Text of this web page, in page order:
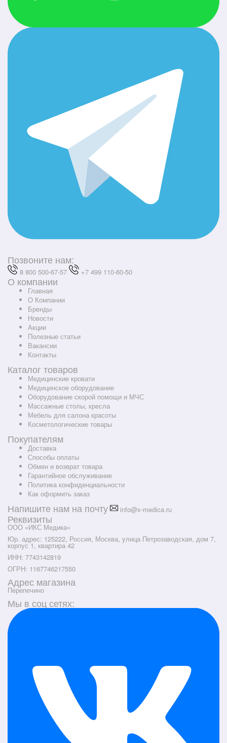
Позвоните нам:
8 800 500-67-57 +7 499 110-60-50
О компании
Главная
О Компании
Бренды
Новости
Акции
Полезные статьи
Вакансии
Контакты
Каталог товаров
Медицинские кровати
Медицинское оборудование
Оборудование скорой помощи и МЧС
Массажные столы, кресла
Мебель для салона красоты
Косметологические товары
Покупателям
Доставка
Способы оплаты
Обмен и возврат товара
Гарантийное обслуживание
Политика конфиденциальности
Как оформить заказ
Напишите нам на почту info@x-medica.ru
Реквизиты
ООО «ИКС Медика»
Юр. адрес: 125222, Россия, Москва, улица Петрозаводская, дом 7,
корпус 1, квартира 42
ИНН: 7743142819
ОГРН: 1167746217550
Адрес магазина
Перепечино
Мы в соц сетях: